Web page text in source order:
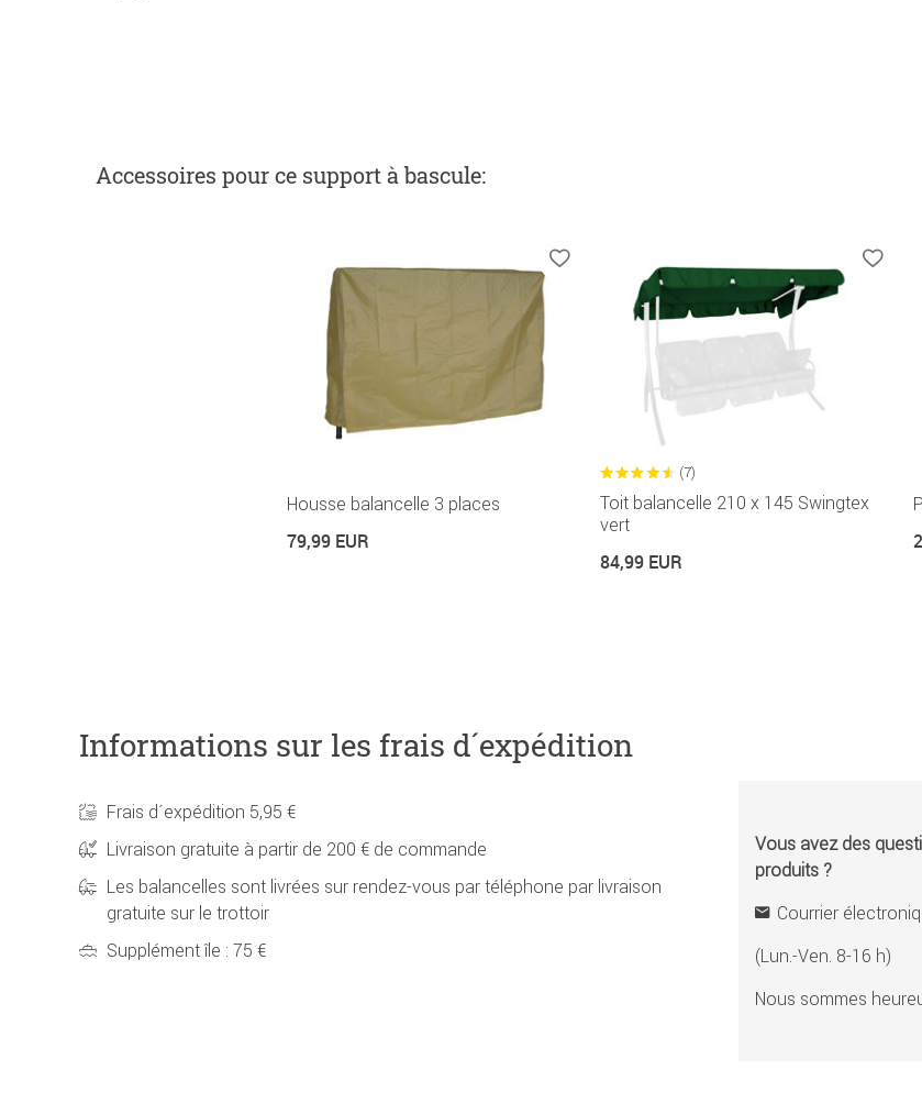
Accessoires pour ce support à bascule:
Housse balancelle 3 places
79,99 EUR
(7)
Toit balancelle 210 x 145 Swingtex
vert
84,99 EUR
Informations sur les frais d´expédition
Frais d´expédition 5,95 €
Livraison gratuite à partir de 200 € de commande
Les balancelles sont livrées sur rendez-vous par téléphone par livraison
gratuite sur le trottoir
Supplément île : 75 €
Vous avez des
produits ?
Courrier
(Lun.-Ven. 8-16 h)
Nous sommes